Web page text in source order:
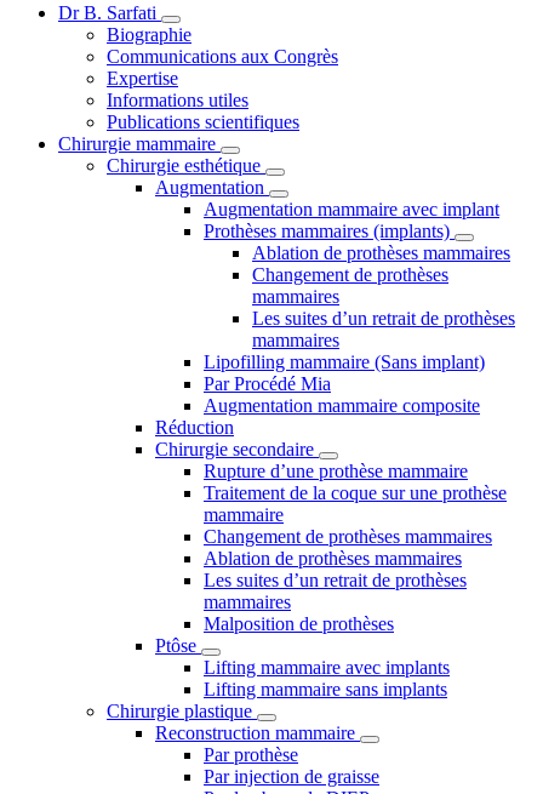
Dr B. Sarfati
Biographie
Communications aux Congrès
Expertise
Informations utiles
Publications scientifiques
Chirurgie mammaire
Chirurgie esthétique
Augmentation
Augmentation mammaire avec implant
Prothèses mammaires (implants)
Ablation de prothèses mammaires
Changement de prothèses
mammaires
Les suites d’un retrait de prothèses
mammaires
Lipofilling mammaire (Sans implant)
Par Procédé Mia
Augmentation mammaire composite
Réduction
Chirurgie secondaire
Rupture d’une prothèse mammaire
Traitement de la coque sur une prothèse
mammaire
Changement de prothèses mammaires
Ablation de prothèses mammaires
Les suites d’un retrait de prothèses
mammaires
Malposition de prothèses
Ptôse
Lifting mammaire avec implants
Lifting mammaire sans implants
Chirurgie plastique
Reconstruction mammaire
Par prothèse
Par injection de graisse